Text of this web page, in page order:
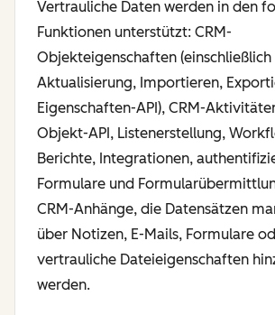
Vertrauliche Daten werden in den
Funktionen unterstützt: CRM-
Objekteigenschaften
Aktualisierung, Importieren,
Eigenschaften-API), CRM-
Objekt-API, Listenerstellung,
Berichte, Integrationen,
Formulare und
CRM-Anhänge, die Datensätzen
über Notizen, E-Mails, Formulare
vertrauliche Dateieigenschaften
werden.